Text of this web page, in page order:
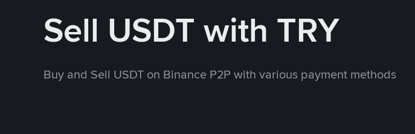
Sell USDT with TRY
Buy and Sell USDT on Binance P2P with various payment methods